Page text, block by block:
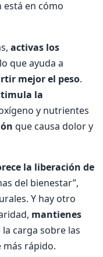
está en cómo
activas los
que ayuda a
mejor el peso.
la
y nutrientes
que causa dolor y
la liberación de
del bienestar”,
Y hay otro
mantienes
carga sobre las
más rápido.